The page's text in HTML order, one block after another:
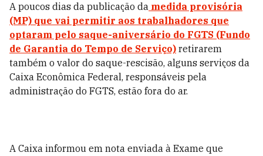
A poucos dias da publicação da medida provisória
(MP) que vai permitir aos trabalhadores que
optaram pelo saque-aniversário do FGTS (Fundo
de Garantia do Tempo de Serviço) retirarem
também o valor do saque-rescisão, alguns serviços da
Caixa Econômica Federal, responsáveis pela
administração do FGTS, estão fora do ar.
A Caixa informou em nota enviada à Exame que